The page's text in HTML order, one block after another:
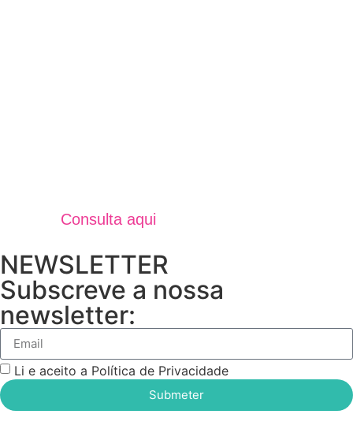
Consulta aqui
NEWSLETTER
Subscreve a nossa
newsletter:
Li e aceito a Política de Privacidade
Submeter